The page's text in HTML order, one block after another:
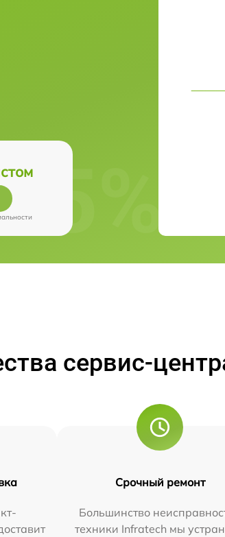
сервис-
Срочный ремонт
Большинство
техники Infratech мы